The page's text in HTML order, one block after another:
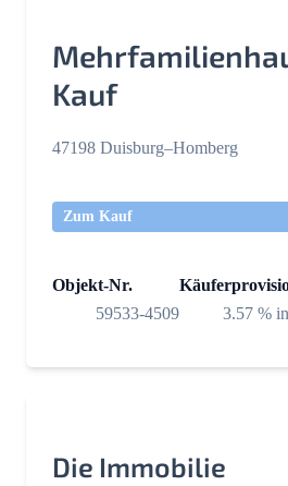
Kauf
47198 Duisburg–Homberg
Zum Kauf
Objekt-Nr.
59533-4509
3.57 %
Die Immobilie